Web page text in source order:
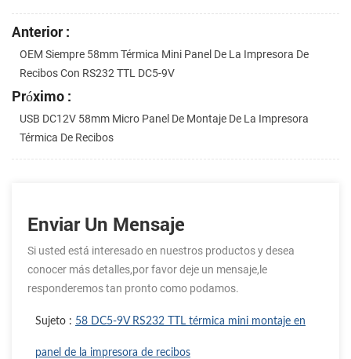
Anterior :
OEM Siempre 58mm Térmica Mini Panel De La Impresora De
Recibos Con RS232 TTL DC5-9V
Próximo :
USB DC12V 58mm Micro Panel De Montaje De La Impresora
Térmica De Recibos
Enviar Un Mensaje
Si usted está interesado en nuestros productos y desea
conocer más detalles,por favor deje un mensaje,le
responderemos tan pronto como podamos.
Sujeto : 58 DC5-9V RS232 TTL térmica mini montaje en
panel de la impresora de recibos